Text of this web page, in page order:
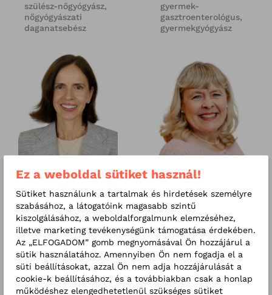
szülész-nőgyógyász,
nőgyógyászati
daganatsebész
gyermek-
gasztroenterológus,
gyermekgyógyász
Dr. Jáky Renáta
fogszakorvos
Dr. Jókay Kinga
gyermekgyógyász
Ez a weboldal sütiket használ!
Sütiket használunk a tartalmak és hirdetések személyre
szabásához, a látogatóink magasabb szintű
kiszolgálásához, a weboldalforgalmunk elemzéséhez,
illetve marketing tevékenységünk támogatása érdekében.
Az „ELFOGADOM” gomb megnyomásával Ön hozzájárul a
sütik használatához. Amennyiben Ön nem fogadja el a
süti beállításokat, azzal Ön nem adja hozzájárulását a
cookie-k beállításához, és a továbbiakban csak a honlap
működéshez elengedhetetlenül szükséges sütiket